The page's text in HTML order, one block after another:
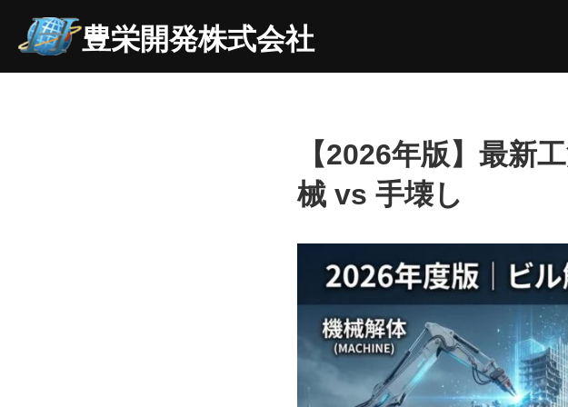
豊栄開発株式会社
【2026年版】最新
械 vs 手壊し